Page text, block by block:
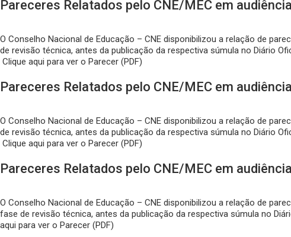
Pareceres Relatados pelo CNE/MEC em
O Conselho Nacional de Educação – CNE disponibilizou a relação de
de revisão técnica, antes da publicação da respectiva súmula no Diário
Clique aqui para ver o Parecer (PDF)
Pareceres Relatados pelo CNE/MEC em
O Conselho Nacional de Educação – CNE disponibilizou a relação de
de revisão técnica, antes da publicação da respectiva súmula no Diário
Clique aqui para ver o Parecer (PDF)
Pareceres Relatados pelo CNE/MEC em
O Conselho Nacional de Educação – CNE disponibilizou a relação de
fase de revisão técnica, antes da publicação da respectiva súmula no
aqui para ver o Parecer (PDF)